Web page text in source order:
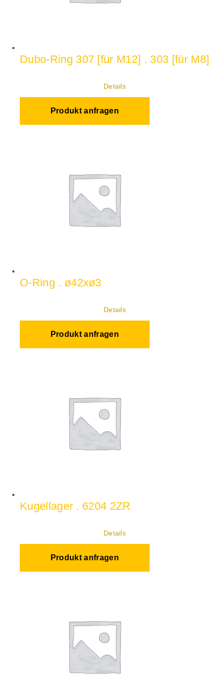
Dubo-Ring 307 [für M12] . 303 [für M8]
Details
Produkt anfragen
O-Ring . ø42xø3
Details
Produkt anfragen
Kugellager . 6204 2ZR
Details
Produkt anfragen